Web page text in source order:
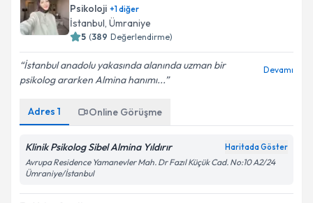
Psikoloji +1diğer
İstanbul, Ümraniye
5 (389 Değerlendirme)
İstanbul anadolu yakasında alanında uzman bir
psikolog ararken Almina hanımı...
Devamı
Adres 1 Online Görüşme
Klinik Psikolog Sibel Almina Yıldırır Haritada Göster
Avrupa Residence Yamanevler Mah. Dr Fazıl Küçük Cad. No:10 A2/24
Ümraniye/İstanbul